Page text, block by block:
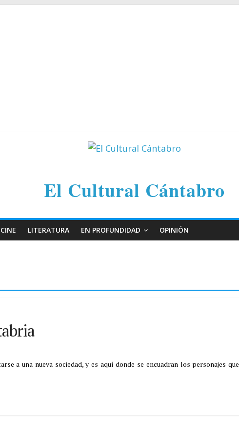
El Cultural Cántabro
CINE LITERATURA EN PROFUNDIDAD OPINIÓN
a una nueva sociedad, y es aquí donde se encuadran los personajes que